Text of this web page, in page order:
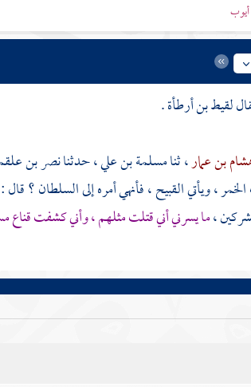
أيوب
بن عمار، ثنامسلمة بن علي، حدثنانصر بن
الخمر ، ويأتي القبيح ، فأنهي أمره إلى السلطان
،ما يسرني أني قتلت مثلهم ، وأني كشفت قناع